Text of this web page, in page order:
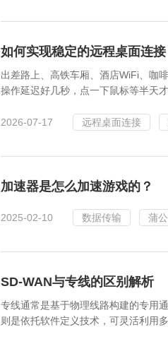
如何实现稳定的远程桌面连
出差路上、高铁车厢、酒店WiFi、咖
操作延迟好几秒，点一下鼠标等半天才
2026-07-17 远程桌面连接
加速器是怎么加速游戏的？
2025-02-10 数据传输 蒲
SD-WAN与专线的区别解析
专线通常是基于物理线路构建的专用
则是依托软件定义技术，可灵活利用